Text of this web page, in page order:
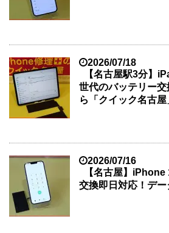
2026/07/18
【名古屋駅3分】
世代のバッテリー
ら「クイック名古屋
2026/07/16
【名古屋】
交換即日対応！デ